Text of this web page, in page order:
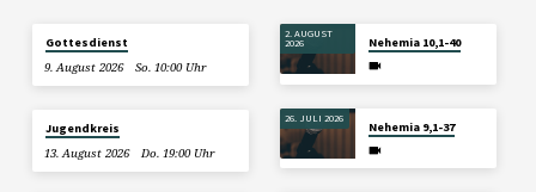
Gottesdienst
9. August 2026
So. 10:00 Uhr
Jugendkreis
13. August 2026
Do. 19:00 Uhr
2. AUGUST
2026 Nehemia 10,1-40
26. JULI 2026
Nehemia 9,1-37